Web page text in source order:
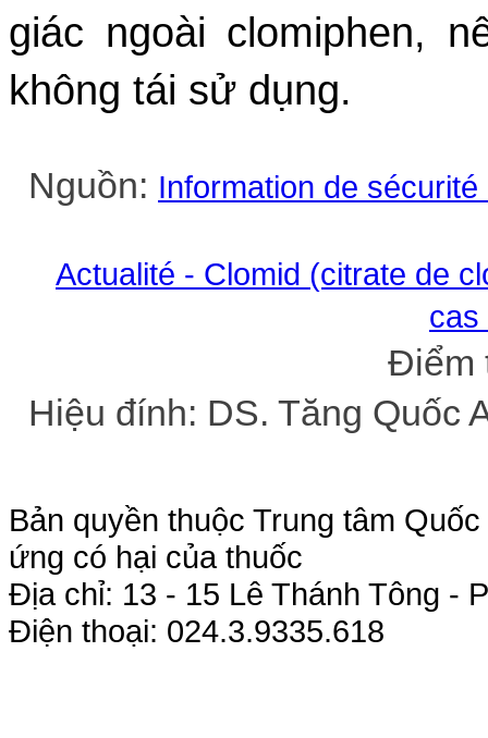
giác ngoài clomiphen,
không tái sử dụng.
Nguồn: Information de
Actualité - Clomid (citrate de
cas
Điểm
Hiệu đính: DS. Tăng Quốc
Bản quyền thuộc Trung tâm
ứng có hại của thuốc
Địa chỉ: 13 - 15 Lê Thánh Tông -
Điện thoại: 024.3.9335.618